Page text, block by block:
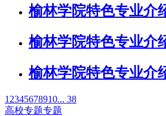
榆林学院特色专业介
榆林学院特色专业介
榆林学院特色专业介
1 2345678910... 38
高校专题专题